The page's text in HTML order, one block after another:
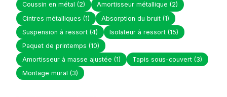
Coussin en métal (2) Amortisseur métallique(2)
Cintres métalliques (1) Absorption du bruit(1)
Suspension à ressort (4) Isolateur à ressort(15)
Paquet de printemps (10)
Amortisseur à masse ajustée (1) Tapis sous-couvert(3)
Montage mural (3)